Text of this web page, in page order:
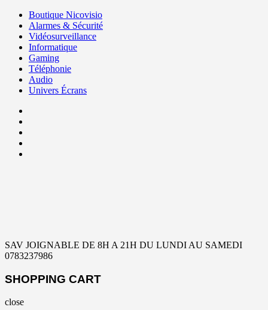
Boutique Nicovisio
Alarmes & Sécurité
Vidéosurveillance
Informatique
Gaming
Téléphonie
Audio
Univers Écrans
SAV JOIGNABLE DE 8H A 21H DU LUNDI AU SAMEDI
0783237986
SHOPPING CART
close